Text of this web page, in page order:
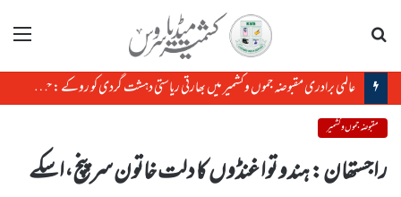
مینو
عالمی برادری مقبوضہ جموں وکشمیر میں بھارتی ریاستی دہشت گردی کو روکے : حریت کانفرنس
مقبوضہ جموں و کشمیر
راجستھان : ہندو توا غنڈوں کا دلت خاتون سرپنچ ،اسکے